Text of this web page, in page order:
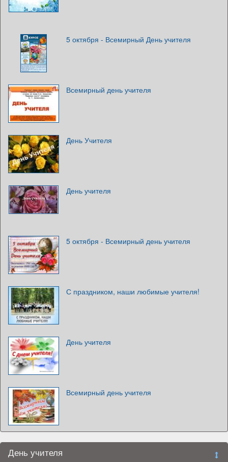
5 октября - Всемирный День учителя
Всемирный день учителя
День Учителя
День учителя
5 октября - Всемирный день учителя
С праздником, наши любимые учителя!
День учителя
Всемирный день учителя
День учителя